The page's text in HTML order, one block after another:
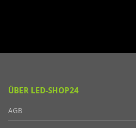
ÜBER LED-SHOP24
AGB